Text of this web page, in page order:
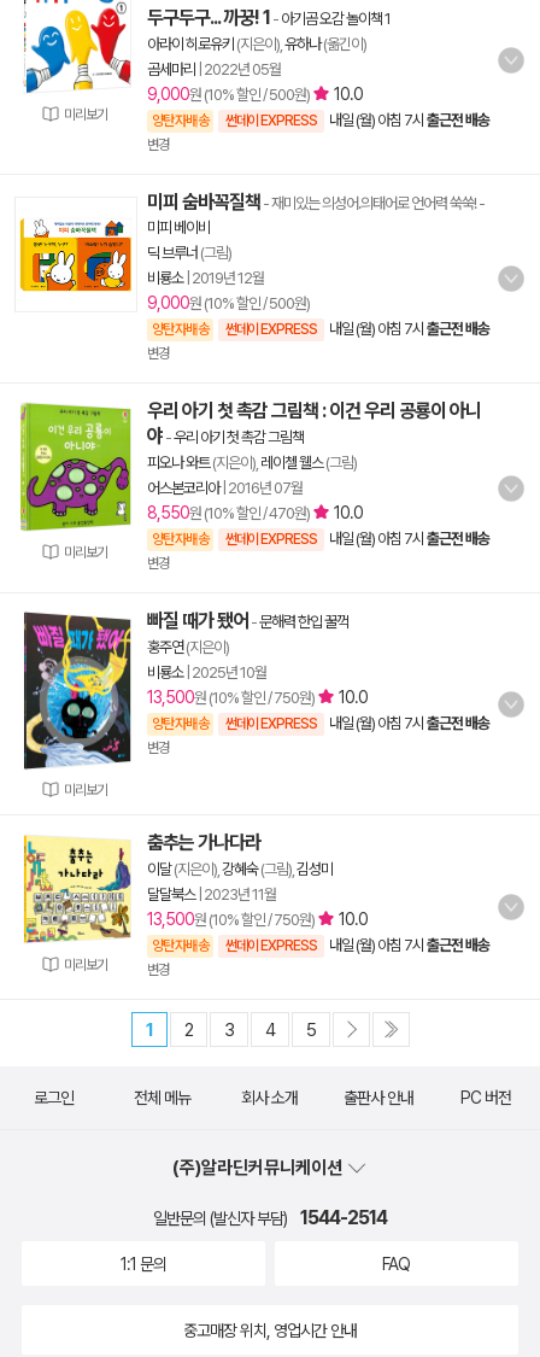
미리보기
두구두구... 까꿍! 1 - 아기곰 오감 놀이책 1
아라이 히로유키 (지은이), 유하나(옮긴이)
곰세마리
2022년 05월
9,000원 (10% 할인 / 500원) 10.0
양탄자배송 썬데이 EXPRESS 내일 (월) 아침 7시 출근전 배송
변경
미피 숨바꼭질책 - 재미있는 의성어.의태어로 언어력 쑥쑥!-
미피 베이비
딕 브루너 (그림)
비룡소| 2019년 12월
9,000원 (10% 할인 / 500원)
양탄자배송 썬데이 EXPRESS 내일 (월) 아침 7시 출근전 배송
변경
미리보기
우리 아기 첫 촉감 그림책 : 이건 우리 공룡이 아니
야 -우리 아기 첫 촉감 그림책
피오나 와트(지은이), 레이첼 웰스(그림)
어스본코리아| 2016년 07월
8,550원 (10% 할인 / 470원) 10.0
양탄자배송 썬데이 EXPRESS 내일 (월) 아침 7시 출근전 배송
변경
미리보기
빠질 때가 됐어 -문해력 한입 꿀꺽
홍주연(지은이)
비룡소| 2025년 10월
13,500원 (10% 할인 / 750원) 10.0
양탄자배송 썬데이 EXPRESS 내일 (월) 아침 7시 출근전 배송
변경
미리보기
춤추는 가나다라
이달(지은이), 강혜숙(그림), 김성미
달달북스| 2023년 11월
13,500원 (10% 할인 / 750원) 10.0
양탄자배송 썬데이 EXPRESS 내일 (월) 아침 7시 출근전 배송
변경
1 2 3 4 5
로그인 전체 메뉴 회사 소개 출판사 안내 PC 버전
(주)알라딘커뮤니케이션
일반문의 (발신자 부담) 1544-2514
1:1 문의 FAQ
중고매장 위치, 영업시간 안내